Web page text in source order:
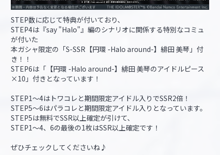
STEP数に応じて特典が付いており、
STEP4は『say "Halo"』編のシナリオに関係する特別なコミュ
が付いた
本ガシャ限定の「S-SSR【円環 -Halo around-】緋田 美琴」付
き！！
STEP6は「【円環 -Halo around-】緋田 美琴のアイドルピース
×10」付きとなっています！
STEP1～4はトワコレと期間限定アイドル入りでSSR2倍！
STEP5～6はパラコレと期間限定アイドル入りとなっています。
STEP5は無料でSSR以上確定が引けて、
STEP1～4、6の最後の1枚はSSR以上確定です！
ぜひチェックしてくださいね♪